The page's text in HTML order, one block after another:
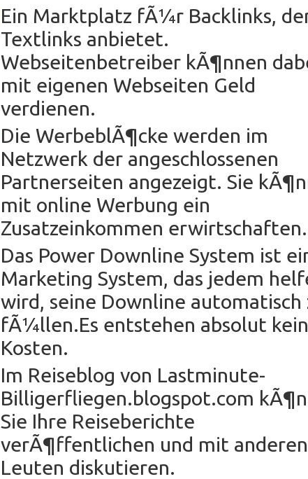
Ein Marktplatz fÃ¼r Backlinks,
Textlinks anbietet.
Webseitenbetreiber kÃ¶nnen
mit eigenen Webseiten Geld
verdienen.
Die WerbeblÃ¶cke werden im
Netzwerk der angeschlossenen
Partnerseiten angezeigt. Sie
mit online Werbung ein
Zusatzeinkommen erwirtschaften.
Das Power Downline System ist
Marketing System, das jedem
wird, seine Downline automatisch
fÃ¼llen.Es entstehen absolut
Kosten.
Im Reiseblog von Lastminute-
Billigerfliegen.blogspot.com
Sie Ihre Reiseberichte
verÃ¶ffentlichen und mit anderen
Leuten diskutieren.